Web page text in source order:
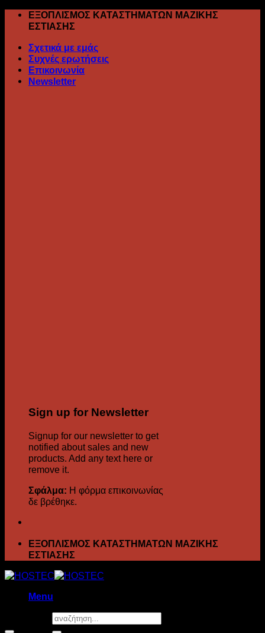
Skip
ΕΞΟΠΛΙΣΜΟΣ ΚΑΤΑΣΤΗΜΑΤΩΝ ΜΑΖΙΚΗΣ
ΕΣΤΙΑΣΗΣ
Σχετικά με εμάς
Συχνές ερωτήσεις
Επικοινωνία
Newsletter
Sign up for Newsletter
Signup for our newsletter to get
notified about sales and new
products. Add any text here or
remove it.
Σφάλμα: Η φόρμα επικοινωνίας
δε βρέθηκε.
ΕΞΟΠΛΙΣΜΟΣ ΚΑΤΑΣΤΗΜΑΤΩΝ ΜΑΖΙΚΗΣ
ΕΣΤΙΑΣΗΣ
Menu
Αναζήτηση
για: